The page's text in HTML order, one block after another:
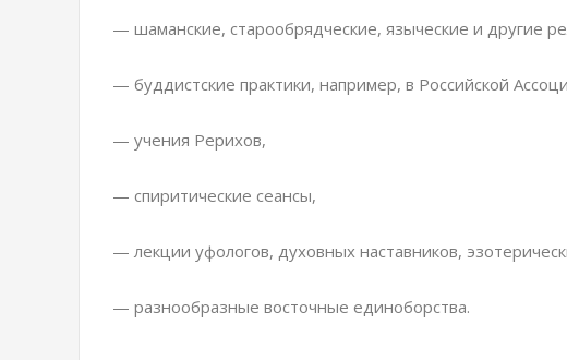
— шаманские, старообрядческие, языческие и другие
— буддистские практики, например, в Российской
— учения Рерихов,
— спиритические сеансы,
— лекции уфологов, духовных наставников,
— разнообразные восточные единоборства.